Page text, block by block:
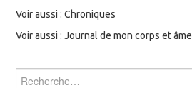
Voir aussi : Chroniques
Voir aussi : Journal de mon corps et âme
Rechercher :